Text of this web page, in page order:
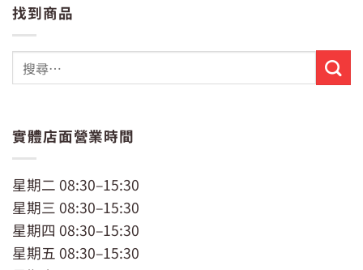
找到商品
實體店面營業時間
星期二 08:30–15:30
星期三 08:30–15:30
星期四 08:30–15:30
星期五 08:30–15:30